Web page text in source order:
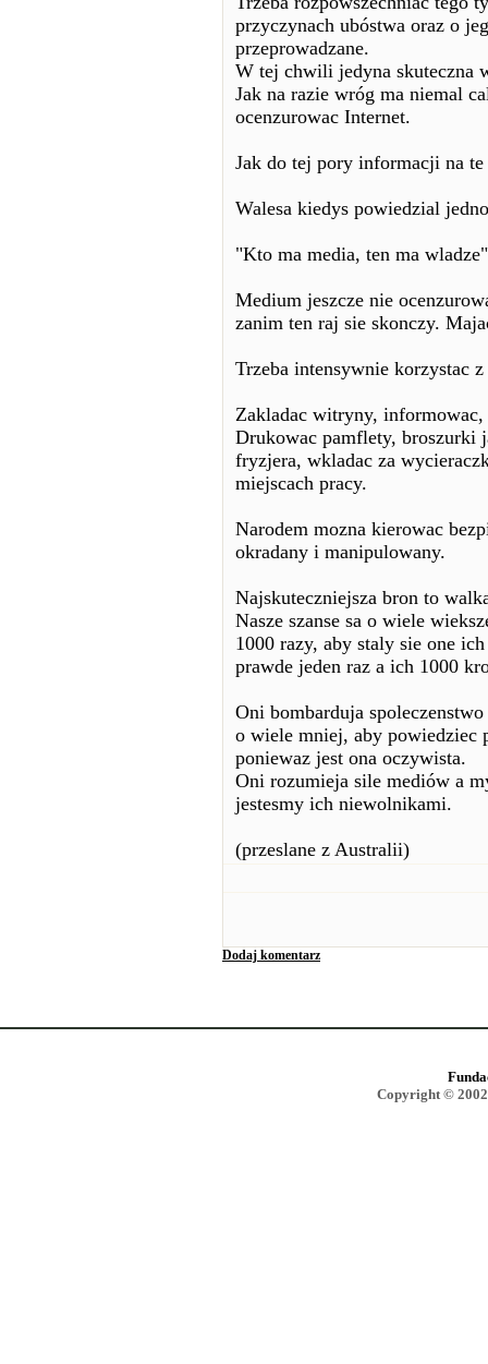
przyczynach ubóstwa oraz o
przeprowadzane.
W tej chwili jedyna skuteczna
Jak na razie wróg ma niemal
ocenzurowac Internet.
Jak do tej pory informacji na
Walesa kiedys powiedzial
"Kto ma media, ten ma
Medium jeszcze nie
zanim ten raj sie skonczy.
Trzeba intensywnie korzystac
Zakladac witryny,
Drukowac pamflety, broszurki
fryzjera, wkladac za
miejscach pracy.
Narodem mozna kierowac
okradany i manipulowany.
Najskuteczniejsza bron to
Nasze szanse sa o wiele
1000 razy, aby staly sie one
prawde jeden raz a ich 1000
Oni bombarduja
o wiele mniej, aby powiedziec
poniewaz jest ona oczywista.
Oni rozumieja sile mediów a
jestesmy ich niewolnikami.
(przeslane z Australii)
Dodaj komentarz
Copyright ©